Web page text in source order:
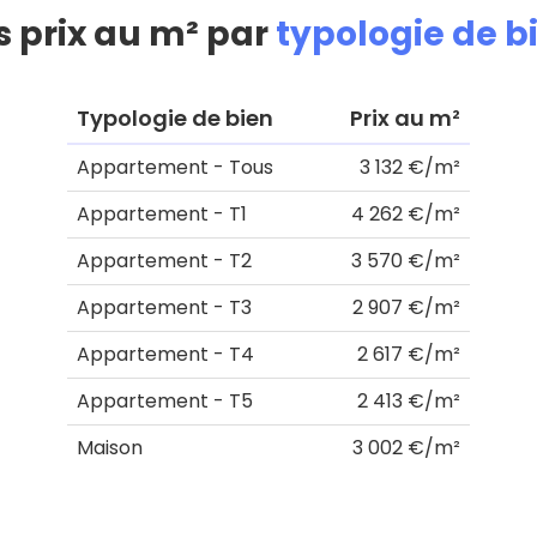
prix au m² partypologie de
Typologie de bien Prix au m²
Appartement - Tous
3 132 €/m²
Appartement - T1
4 262 €/m²
Appartement - T2
3 570 €/m²
Appartement - T3
2 907 €/m²
Appartement - T4
2 617 €/m²
Appartement - T5
2 413 €/m²
Maison
3 002 €/m²